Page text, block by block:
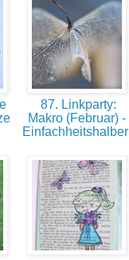
87. Linkparty:
Makro (Februar) -